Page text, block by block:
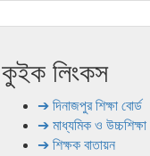
কুইক লিংকস
➔ দিনাজপুর শিক্ষা বোর্ড
➔ মাধ্যমিক ও
➔ শিক্ষক বাতায়ন